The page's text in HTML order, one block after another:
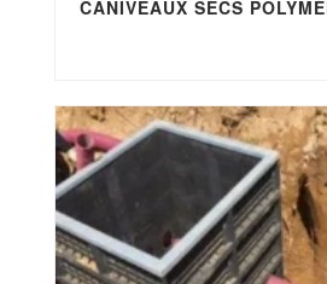
CANIVEAUX SECS